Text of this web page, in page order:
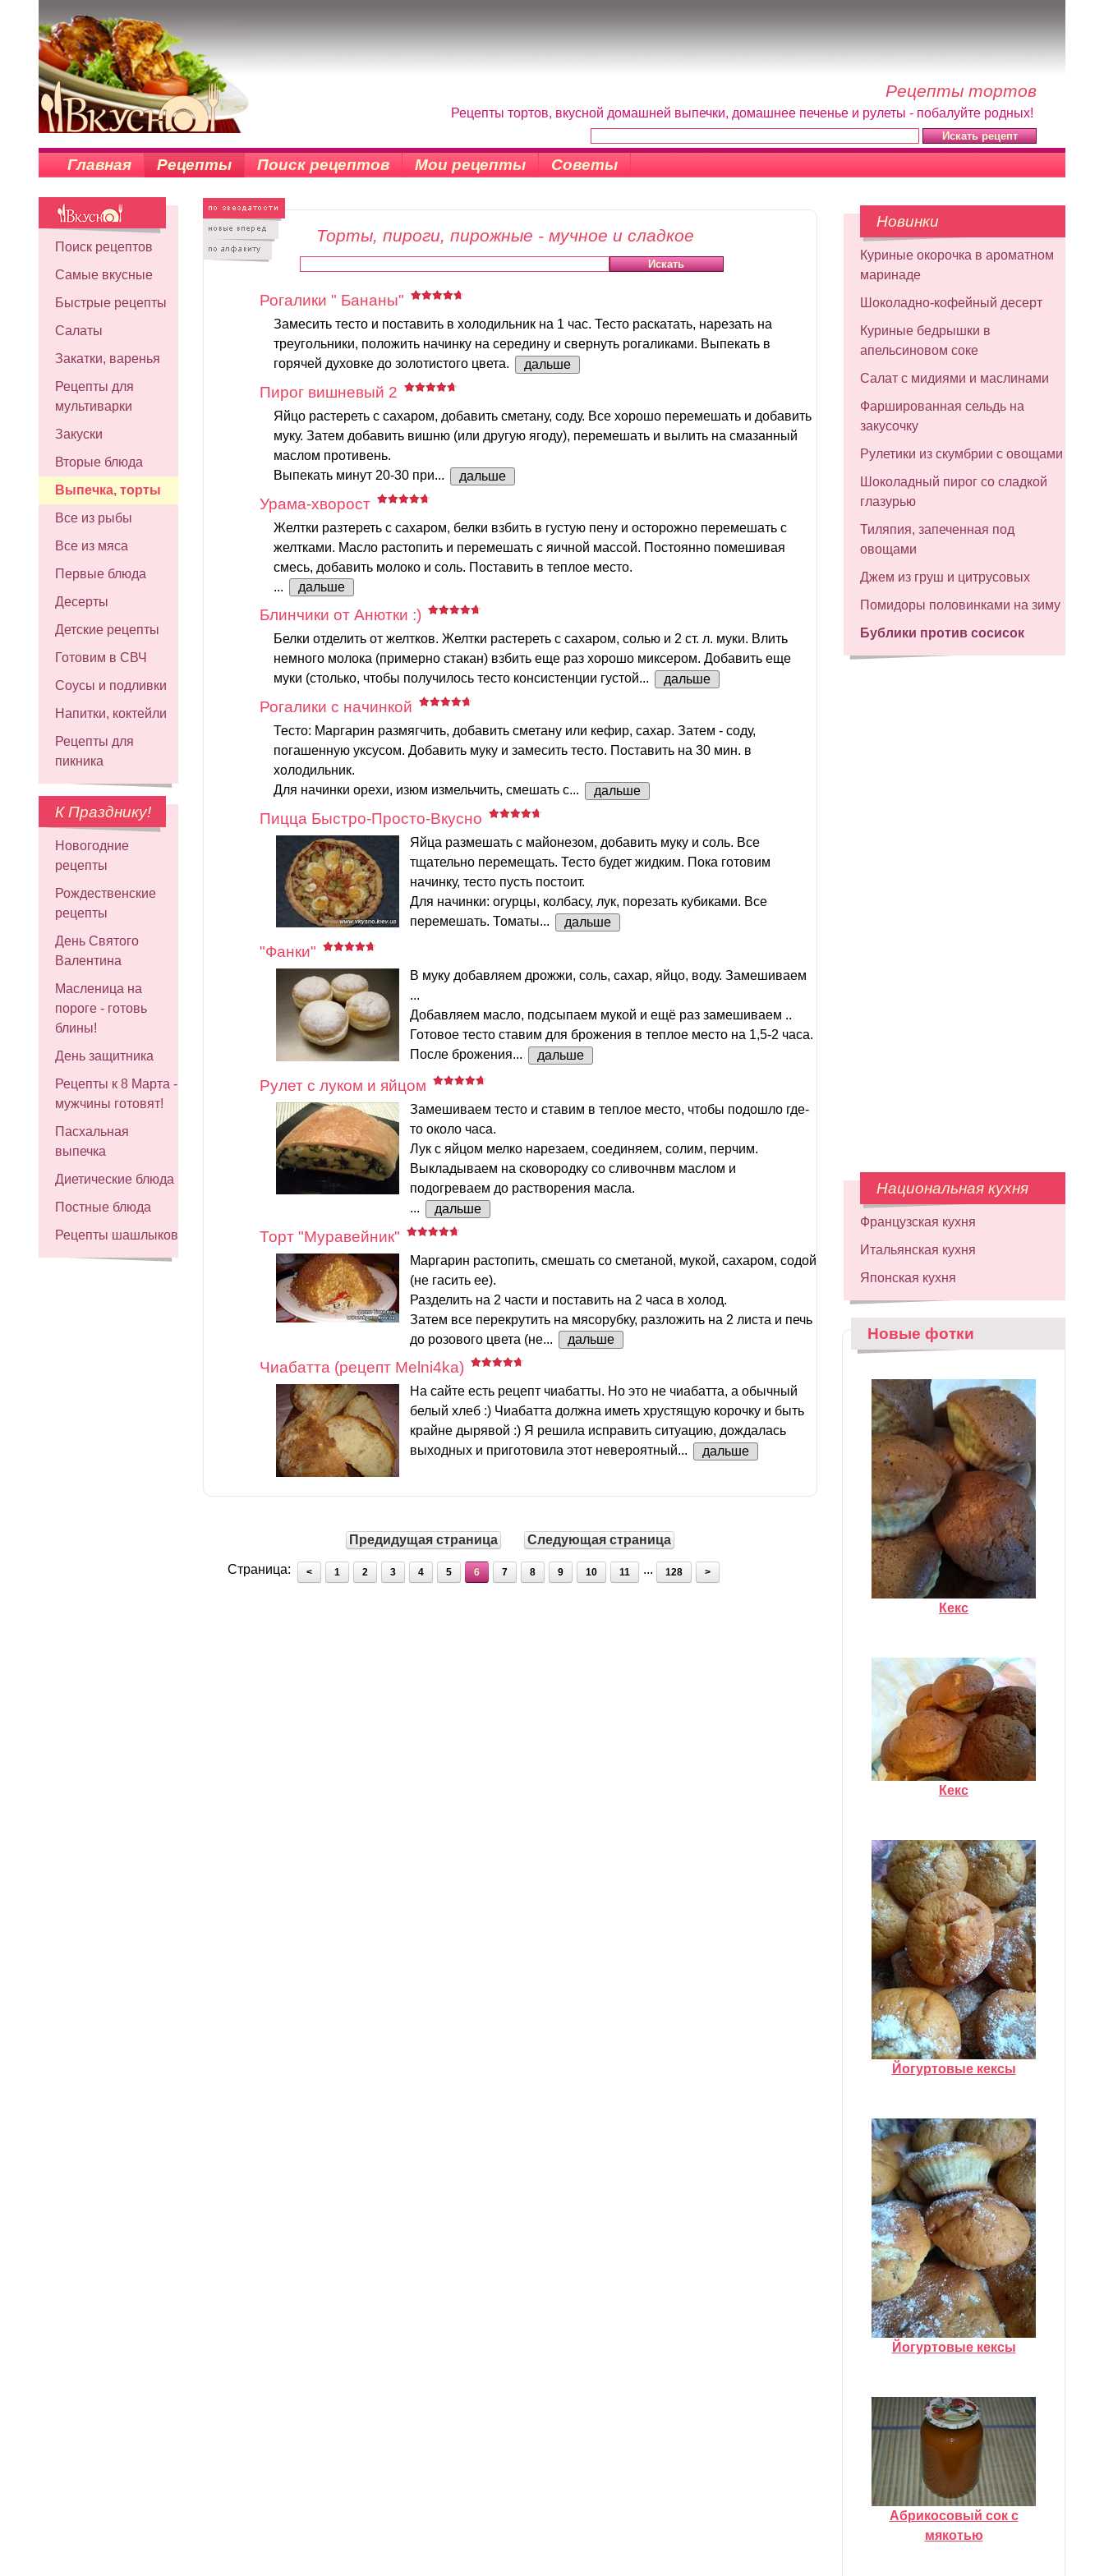
Рецепты тортов
Рецепты тортов, вкусной домашней выпечки, домашнее печенье и рулеты - побалуйте родных!
Главная Рецепты Поиск рецептов Мои рецепты Советы
Поиск рецептов
Самые вкусные
Быстрые рецепты
Салаты
Закатки, варенья
Рецепты для
мультиварки
Закуски
Вторые блюда
Выпечка, торты
Все из рыбы
Все из мяса
Первые блюда
Десерты
Детские рецепты
Готовим в СВЧ
Соусы и подливки
Напитки, коктейли
Рецепты для
пикника
К Празднику!
Новогодние
рецепты
Рождественские
рецепты
День Святого
Валентина
Масленица на
пороге - готовь
блины!
День защитника
Рецепты к 8 Марта -
мужчины готовят!
Пасхальная
выпечка
Диетические блюда
Постные блюда
Рецепты шашлыков
Торты, пироги, пирожные - мучное и сладкое
Рогалики " Бананы"
Замесить тесто и поставить в холодильник на 1 час. Тесто раскатать, нарезать на
треугольники, положить начинку на середину и свернуть рогаликами. Выпекать в
горячей духовке до золотистого цвета.
дальше
Пирог вишневый 2
Яйцо растереть с сахаром, добавить сметану, соду. Все хорошо перемешать и добавить
муку. Затем добавить вишню (или другую ягоду), перемешать и вылить на смазанный
маслом противень.
Выпекать минут 20-30 при...
дальше
Урама-хворост
Желтки разтереть с сахаром, белки взбить в густую пену и осторожно перемешать с
желтками. Масло растопить и перемешать с яичной массой. Постоянно помешивая
смесь, добавить молоко и соль. Поставить в теплое место.
...
дальше
Блинчики от Анютки :)
Белки отделить от желтков. Желтки растереть с сахаром, солью и 2 ст. л. муки. Влить
немного молока (примерно стакан) взбить еще раз хорошо миксером. Добавить еще
муки (столько, чтобы получилось тесто консистенции густой...
дальше
Рогалики с начинкой
Тесто: Маргарин размягчить, добавить сметану или кефир, сахар. Затем - соду,
погашенную уксусом. Добавить муку и замесить тесто. Поставить на 30 мин. в
холодильник.
Для начинки орехи, изюм измельчить, смешать с...
дальше
Пицца Быстро-Просто-Вкусно
Яйца размешать с майонезом, добавить муку и соль. Все
тщательно перемещать. Тесто будет жидким. Пока готовим
начинку, тесто пусть постоит.
Для начинки: огурцы, колбасу, лук, порезать кубиками. Все
перемешать. Томаты...
дальше
"Фанки"
В муку добавляем дрожжи, соль, сахар, яйцо, воду. Замешиваем
...
Добавляем масло, подсыпаем мукой и ещё раз замешиваем ..
Готовое тесто ставим для брожения в теплое место на 1,5-2 часа.
После брожения...
дальше
Рулет с луком и яйцом
Замешиваем тесто и ставим в теплое место, чтобы подошло где-
то около часа.
Лук с яйцом мелко нарезаем, соединяем, солим, перчим.
Выкладываем на сковородку со сливочнвм маслом и
подогреваем до растворения масла.
...
дальше
Торт "Муравейник"
Маргарин растопить, смешать со сметаной, мукой, сахаром, содой
(не гасить ее).
Разделить на 2 части и поставить на 2 часа в холод.
Затем все перекрутить на мясорубку, разложить на 2 листа и печь
до розового цвета (не...
дальше
Чиабатта (рецепт Melni4ka)
На сайте есть рецепт чиабатты. Но это не чиабатта, а обычный
белый хлеб :) Чиабатта должна иметь хрустящую корочку и быть
крайне дырявой :) Я решила исправить ситуацию, дождалась
выходных и приготовила этот невероятный...
дальше
Предидущая страница Следующая страница
Страница: < 1 2 3 4 5 6 7 8 9 10 11 ... 128 >
Новинки
Куриные окорочка в ароматном
маринаде
Шоколадно-кофейный десерт
Куриные бедрышки в
апельсиновом соке
Салат с мидиями и маслинами
Фаршированная сельдь на
закусочку
Рулетики из скумбрии с овощами
Шоколадный пирог со сладкой
глазурью
Тиляпия, запеченная под
овощами
Джем из груш и цитрусовых
Помидоры половинками на зиму
Бублики против сосисок
Национальная кухня
Французская кухня
Итальянская кухня
Японская кухня
Новые фотки
Кекс
Кекс
Йогуртовые кексы
Йогуртовые кексы
Абрикосовый сок с
мякотью